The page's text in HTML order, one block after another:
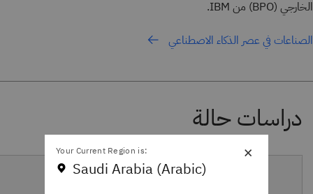
الخارجي (BPO) من IBM.
الصناعات في عصر الذكاء الاصطناعي
×
Your Current Region is:
Saudi Arabia (Arabic)